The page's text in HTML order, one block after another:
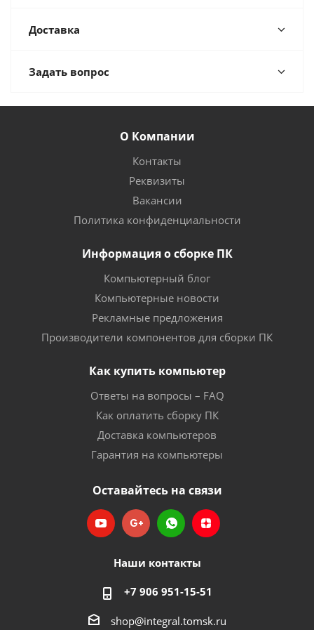
Доставка
Задать вопрос
О Компании
Контакты
Реквизиты
Вакансии
Политика конфиденциальности
Информация о сборке ПК
Компьютерный блог
Компьютерные новости
Рекламные предложения
Производители компонентов для сборки ПК
Как купить компьютер
Ответы на вопросы – FAQ
Как оплатить сборку ПК
Доставка компьютеров
Гарантия на компьютеры
Оставайтесь на связи
Наши контакты
+7 906 951-15-51
shop@integral.tomsk.ru